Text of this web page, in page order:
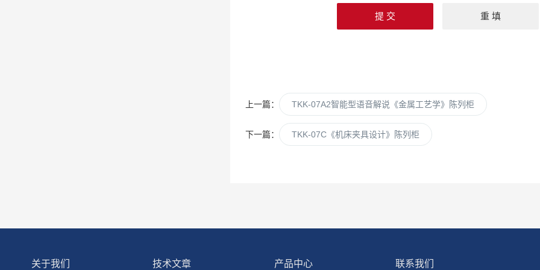
上一篇： TKK-07A2智能型语音解说《金属工艺学》陈列柜
下一篇： TKK-07C《机床夹具设计》陈列柜
关于我们 技术文章 产品中心 联系我们